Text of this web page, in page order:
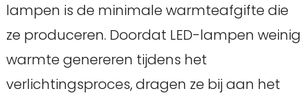
lampen is de minimale warmteafgifte die
ze produceren. Doordat LED-lampen weinig
warmte genereren tijdens het
verlichtingsproces, dragen ze bij aan het